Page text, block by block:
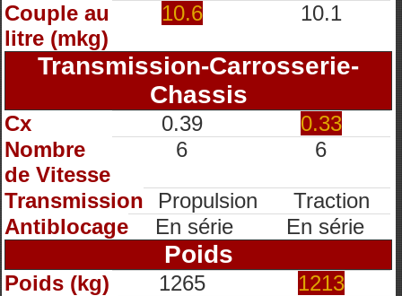
Couple au
litre (mkg)
10.6 10.1
Transmission-Carrosserie-
Chassis
Cx 0.39
0.33
Nombre
de Vitesse
6 6
Transmission Propulsion
Traction
Antiblocage
En série En série
Poids
Poids (kg) 1265
1213